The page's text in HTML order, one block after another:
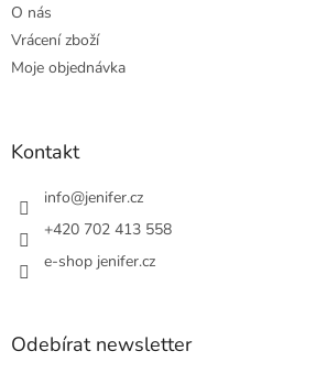
O nás
Vrácení zboží
Moje objednávka
Kontakt
info@jenifer.cz
+420 702 413 558
e-shop jenifer.cz
Odebírat newsletter